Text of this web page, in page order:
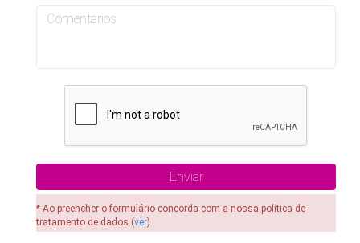
* Ao preencher o formulário concorda com a nossa política de
tratamento de dados (ver)